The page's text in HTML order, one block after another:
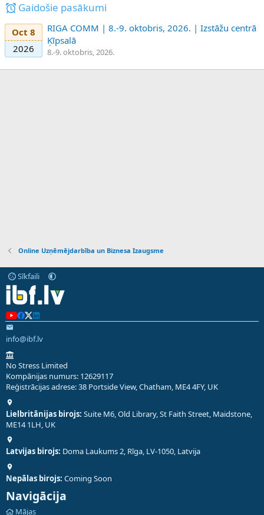
Gaidošie pasākumi
Oct 8
2026
RIGA COMM | 8.-9. oktobris, 2026. | Izstāžu centrā
Ķīpsalā
8.-9. oktobris, 2026.
Online Uzņēmējdarbība un Biznesa Izaugsme
Sīkfaili
info@ibf.lv
No Stress Limited
Kompānijas numurs: 12629117
Reģistrācijas adrese: 38 Portside View, Chatham, ME4 4FY, UK
Lielbritānijas birojs: Suite M6, Old Library, St Faith Street, Maidstone,
ME14 1LH, UK
Latvijas birojs: Doma Laukums 2, Rīga, LV-1050, Latvija
Nepālas birojs: Coming Soon
Navigācija
Mājas